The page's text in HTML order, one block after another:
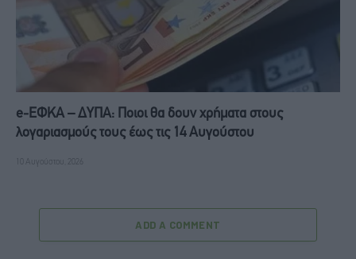
e-ΕΦΚΑ – ΔΥΠΑ: Ποιοι θα δουν χρήματα στους
λογαριασμούς τους έως τις 14 Αυγούστου
10 Αυγούστου, 2026
ADD A COMMENT